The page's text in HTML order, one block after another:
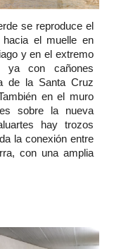
se reproduce el
el muelle en
y en el extremo
ya con cañones
de la Santa Cruz
en el muro
sobre la nueva
hay trozos
la conexión entre
con una amplia